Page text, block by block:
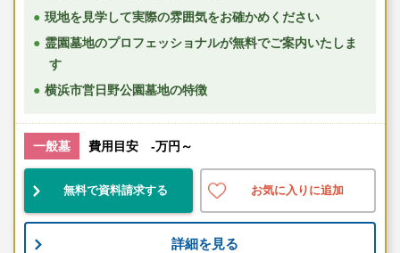
現地を見学して実際の雰囲気をお確かめください
霊園墓地のプロフェッショナルが無料でご案内いたしま
す
横浜市営日野公園墓地の特徴
一般墓 費用目安 -万円～
無料で資料請求する お気に入りに追加
詳細を見る